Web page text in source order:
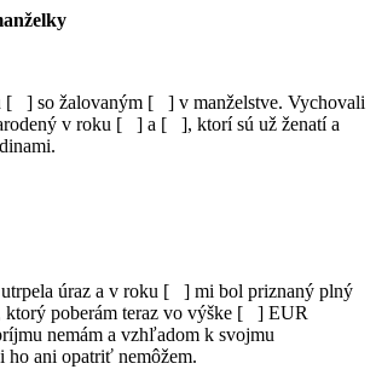
] so žalovaným [ ] v manželstve. Vychovali
v roku [ ] a [ ], ktorí sú už ženatí a
úraz a v roku [ ] mi bol priznaný plný
ktorý poberám teraz vo výške [ ] EUR
nemám a vzhľadom k svojmu
ho ani opatriť nemôžem.